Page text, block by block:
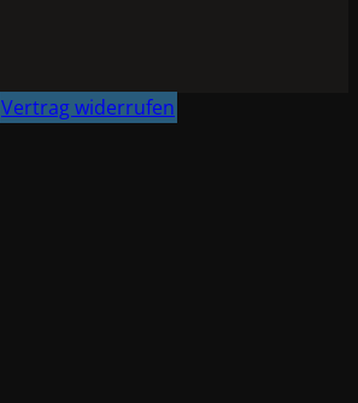
Vertrag widerrufen